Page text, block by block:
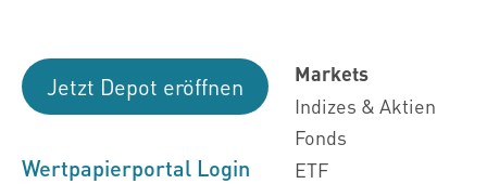
Jetzt Depot eröffnen
Wertpapierportal Login
Markets
Indizes & Aktien
Fonds
ETF